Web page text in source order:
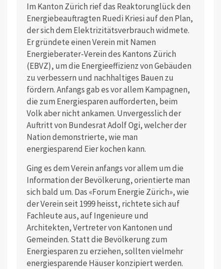
Im Kanton Zürich rief das Reaktorunglück den
Energiebeauftragten Ruedi Kriesi auf den Plan,
der sich dem Elektrizitätsverbrauch widmete.
Er gründete einen Verein mit Namen
Energieberater-Verein des Kantons Zürich
(EBVZ), um die Energieeffizienz von Gebäuden
zu verbessern und nachhaltiges Bauen zu
fördern. Anfangs gab es vor allem Kampagnen,
die zum Energiesparen aufforderten, beim
Volk aber nicht ankamen. Unvergesslich der
Auftritt von Bundesrat Adolf Ogi, welcher der
Nation demonstrierte, wie man
energiesparend Eier kochen kann.
Ging es dem Verein anfangs vor allem um die
Information der Bevölkerung, orientierte man
sich bald um. Das «Forum Energie Zürich», wie
der Verein seit 1999 heisst, richtete sich auf
Fachleute aus, auf Ingenieure und
Architekten, Vertreter von Kantonen und
Gemeinden. Statt die Bevölkerung zum
Energiesparen zu erziehen, sollten vielmehr
energiesparende Häuser konzipiert werden.